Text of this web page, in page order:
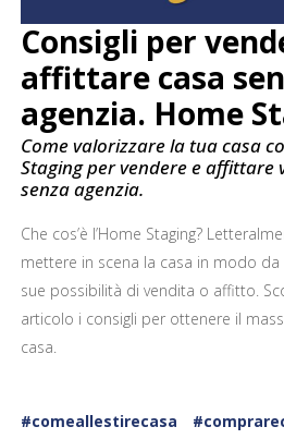
Consigli per
affittare casa
agenzia. Home
Come valorizzare la tua casa
Staging per vendere e affittare
senza agenzia.
Che cos’è l’Home Staging?
mettere in scena la casa in modo
sue possibilità di vendita o affitto.
articolo i consigli per ottenere il
casa.
#comeallestirecasa